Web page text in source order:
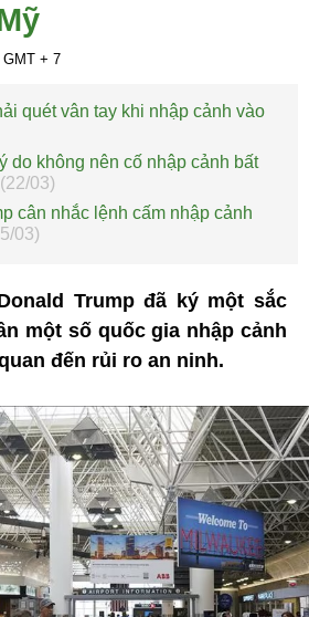
GMT + 7
quét vân tay khi nhập cảnh vào
do không nên cố nhập cảnh bất
(22/03)
cân nhắc lệnh cấm nhập cảnh
03)
Trump đã ký một sắc
một số quốc gia nhập cảnh
đến rủi ro an ninh.